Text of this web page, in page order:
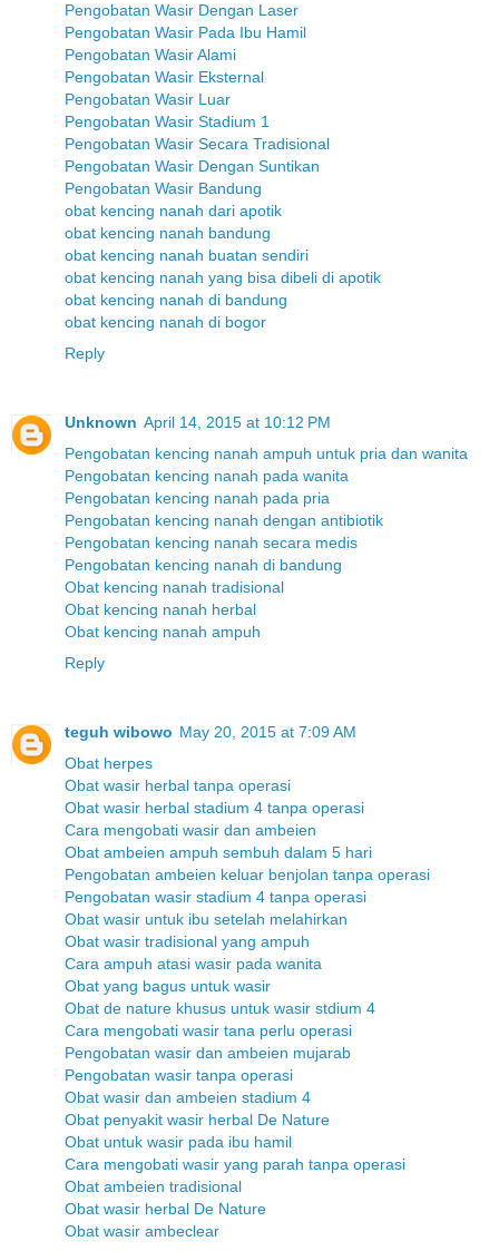
Pengobatan Wasir Dengan Laser
Pengobatan Wasir Pada Ibu Hamil
Pengobatan Wasir Alami
Pengobatan Wasir Eksternal
Pengobatan Wasir Luar
Pengobatan Wasir Stadium 1
Pengobatan Wasir Secara Tradisional
Pengobatan Wasir Dengan Suntikan
Pengobatan Wasir Bandung
obat kencing nanah dari apotik
obat kencing nanah bandung
obat kencing nanah buatan sendiri
obat kencing nanah yang bisa dibeli di apotik
obat kencing nanah di bandung
obat kencing nanah di bogor
Reply
Unknown April 14, 2015 at 10:12 PM
Pengobatan kencing nanah ampuh untuk pria dan wanita
Pengobatan kencing nanah pada wanita
Pengobatan kencing nanah pada pria
Pengobatan kencing nanah dengan antibiotik
Pengobatan kencing nanah secara medis
Pengobatan kencing nanah di bandung
Obat kencing nanah tradisional
Obat kencing nanah herbal
Obat kencing nanah ampuh
Reply
teguh wibowo May 20, 2015 at 7:09 AM
Obat herpes
Obat wasir herbal tanpa operasi
Obat wasir herbal stadium 4 tanpa operasi
Cara mengobati wasir dan ambeien
Obat ambeien ampuh sembuh dalam 5 hari
Pengobatan ambeien keluar benjolan tanpa operasi
Pengobatan wasir stadium 4 tanpa operasi
Obat wasir untuk ibu setelah melahirkan
Obat wasir tradisional yang ampuh
Cara ampuh atasi wasir pada wanita
Obat yang bagus untuk wasir
Obat de nature khusus untuk wasir stdium 4
Cara mengobati wasir tana perlu operasi
Pengobatan wasir dan ambeien mujarab
Pengobatan wasir tanpa operasi
Obat wasir dan ambeien stadium 4
Obat penyakit wasir herbal De Nature
Obat untuk wasir pada ibu hamil
Cara mengobati wasir yang parah tanpa operasi
Obat ambeien tradisional
Obat wasir herbal De Nature
Obat wasir ambeclear